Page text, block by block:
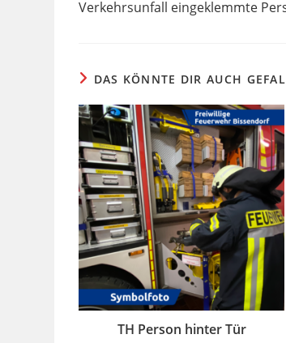
ansehen
Verkehrsunfall eingeklemmte
DAS KÖNNTE DIR AUCH
TH Person hinter Tür